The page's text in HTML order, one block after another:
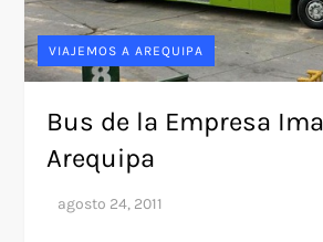
VIAJEMOS A AREQUIPA
Bus de la Empresa
Arequipa